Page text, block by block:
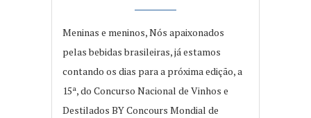
Meninas e meninos, Nós apaixonados
pelas bebidas brasileiras, já estamos
contando os dias para a próxima edição, a
15ª, do Concurso Nacional de Vinhos e
Destilados BY Concours Mondial de